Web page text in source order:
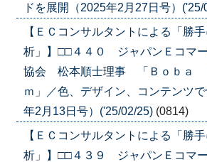
ドを展開（2025年2月27日号）('25/
【ＥＣコンサルタントによる「勝
析」】□□４４０ ジャパンＥコマ
協会 松本順士理事 「Ｂｏｂａ
ｍ」／色、デザイン、コンテンツ
年2月13日号）('25/02/25) (0814)
【ＥＣコンサルタントによる「勝
析」】□□４３９ ジャパンＥコマ